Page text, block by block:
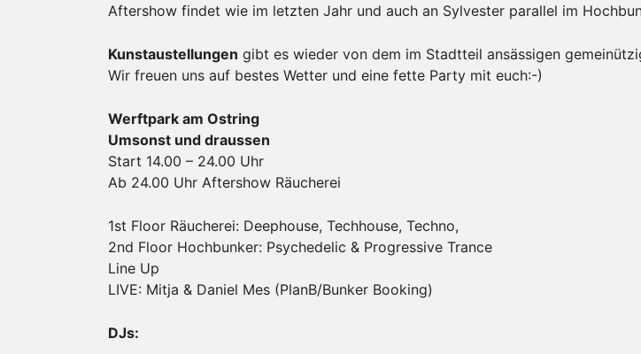
Aftershow findet wie im letzten Jahr und auch an Sylvester parallel im
Kunstaustellungen gibt es wieder von dem im Stadtteil ansässigen
Wir freuen uns auf bestes Wetter und eine fette Party mit euch:-)
Werftpark am Ostring
Umsonst und draussen
Start 14.00 – 24.00 Uhr
Ab 24.00 Uhr Aftershow Räucherei
1st Floor Räucherei: Deephouse, Techhouse, Techno,
2nd Floor Hochbunker: Psychedelic & Progressive Trance
Line Up
LIVE: Mitja & Daniel Mes (PlanB/Bunker Booking)
DJs: